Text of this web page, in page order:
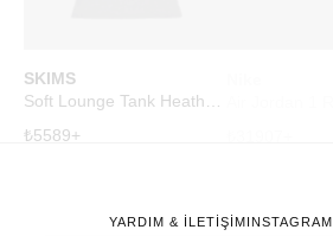
SKIMS
₺5589
YARDIM & İLETİŞİMINSTAGRAM